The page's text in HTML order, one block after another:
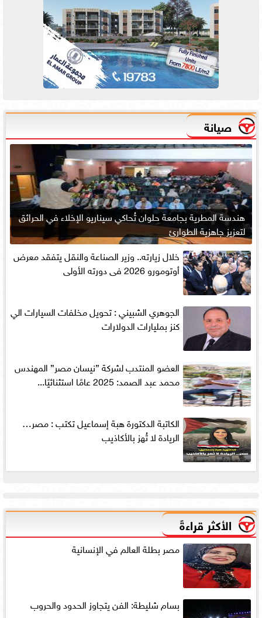
صيانة
هندسة المطرية بجامعة حلوان تُحاكي سيناريو الإخلاء في الحرائق
لتعزيز جاهزية الطوارئ
خلال زيارته.. وزير الصناعة والنقل يتفقد معرض
أوتومورو 2026 فى دورته الأولى
الجوهري الشبيني : تحويل مخلفات السيارات الي
كنز بمليارات الدولارات
العضو المنتدب لشركة ”نيسان مصر” المهندس
محمد عبد الصمد: 2025 عامًا استثنائيًا...
الكاتبة الدكتورة هبة إسماعيل تكتب : مصر…
الريادة لا تُهز بالأكاذيب
الأكثر قراءةً
مصر بطلة العالم في الإنسانية
بسام شليطة: الفن يتجاوز الحدود والحروب